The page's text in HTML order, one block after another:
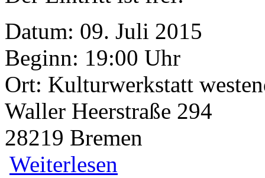
Datum: 09. Juli 2015
Beginn: 19:00 Uhr
Ort: Kulturwerkstatt
Waller Heerstraße 294
28219 Bremen
Weiterlesen